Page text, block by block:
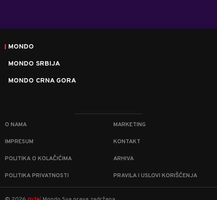
MONDO
MONDO SRBIJA
MONDO CRNA GORA
O NAMA MARKETING
IMPRESUM KONTAKT
POLITIKA O KOLAČIĆIMA ARHIVA
POLITIKA PRIVATNOSTI PRAVILA I USLOVI KORIŠĆENJA